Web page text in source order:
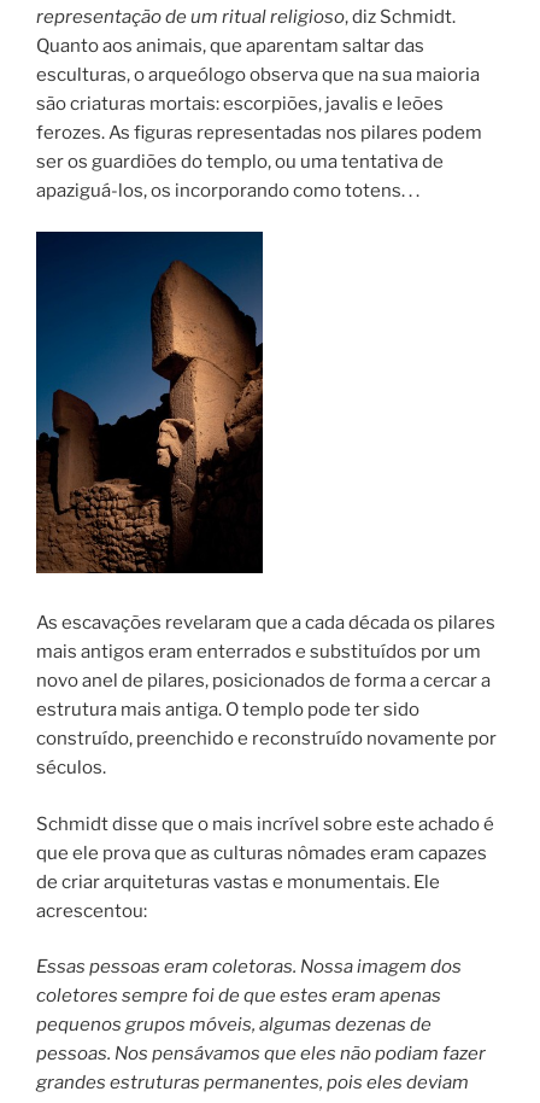
representação de um ritual religioso, diz Schmidt.
Quanto aos animais, que aparentam saltar das
esculturas, o arqueólogo observa que na sua maioria
são criaturas mortais: escorpiões, javalis e leões
ferozes. As figuras representadas nos pilares podem
ser os guardiões do templo, ou uma tentativa de
apaziguá-los, os incorporando como totens. . .
As escavações revelaram que a cada década os pilares
mais antigos eram enterrados e substituídos por um
novo anel de pilares, posicionados de forma a cercar a
estrutura mais antiga. O templo pode ter sido
construído, preenchido e reconstruído novamente por
séculos.
Schmidt disse que o mais incrível sobre este achado é
que ele prova que as culturas nômades eram capazes
de criar arquiteturas vastas e monumentais. Ele
acrescentou:
Essas pessoas eram coletoras. Nossa imagem dos
coletores sempre foi de que estes eram apenas
pequenos grupos móveis, algumas dezenas de
pessoas. Nos pensávamos que eles não podiam fazer
grandes estruturas permanentes, pois eles deviam